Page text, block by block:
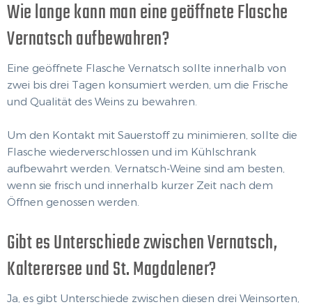
Wie lange kann man eine geöffnete Flasche
Vernatsch aufbewahren?
Eine geöffnete Flasche Vernatsch sollte innerhalb von
zwei bis drei Tagen konsumiert werden, um die Frische
und Qualität des Weins zu bewahren.
Um den Kontakt mit Sauerstoff zu minimieren, sollte die
Flasche wiederverschlossen und im Kühlschrank
aufbewahrt werden. Vernatsch-Weine sind am besten,
wenn sie frisch und innerhalb kurzer Zeit nach dem
Öffnen genossen werden.
Gibt es Unterschiede zwischen Vernatsch,
Kalterersee und St. Magdalener?
Ja, es gibt Unterschiede zwischen diesen drei Weinsorten,